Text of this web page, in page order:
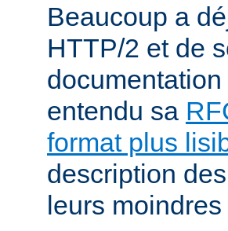
Beaucoup a
HTTP/2 et de
entendu sa
format plus
description
leurs